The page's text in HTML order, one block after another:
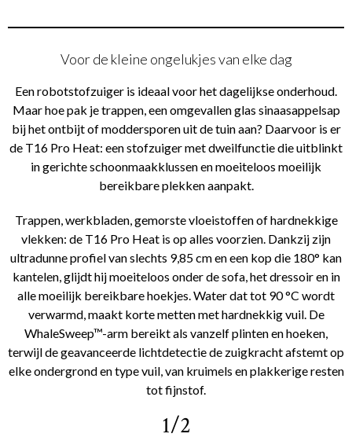
Voor de kleine ongelukjes van elke dag
Een robotstofzuiger is ideaal voor het dagelijkse onderhoud.
Maar hoe pak je trappen, een omgevallen glas sinaasappelsap
bij het ontbijt of moddersporen uit de tuin aan? Daarvoor is er
de T16 Pro Heat: een stofzuiger met dweilfunctie die uitblinkt
in gerichte schoonmaakklussen en moeiteloos moeilijk
bereikbare plekken aanpakt.
Trappen, werkbladen, gemorste vloeistoffen of hardnekkige
vlekken: de T16 Pro Heat is op alles voorzien. Dankzij zijn
ultradunne profiel van slechts 9,85 cm en een kop die 180° kan
kantelen, glijdt hij moeiteloos onder de sofa, het dressoir en in
alle moeilijk bereikbare hoekjes. Water dat tot 90 °C wordt
verwarmd, maakt korte metten met hardnekkig vuil. De
WhaleSweep™-arm bereikt als vanzelf plinten en hoeken,
terwijl de geavanceerde lichtdetectie de zuigkracht afstemt op
elke ondergrond en type vuil, van kruimels en plakkerige resten
tot fijnstof.
1/2